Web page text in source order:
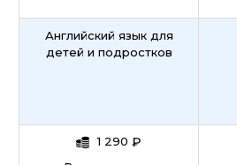
Английский язык для
детей и подростков
1 290 ₽